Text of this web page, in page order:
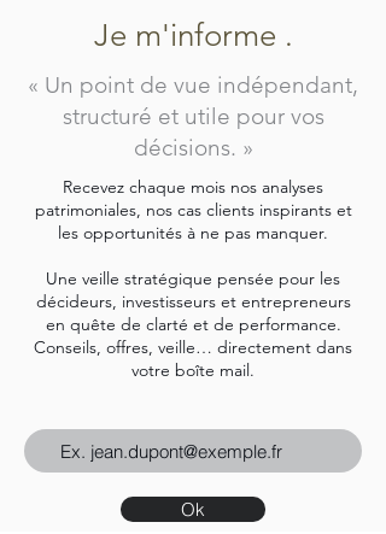
Je m'informe .
« Un point de vue indépendant,
structuré et utile pour vos
décisions. »
Recevez chaque mois nos analyses
patrimoniales, nos cas clients inspirants et
les opportunités à ne pas manquer.
Une veille stratégique pensée pour les
décideurs, investisseurs et entrepreneurs
en quête de clarté et de performance.
Conseils, offres, veille… directement dans
votre boîte mail.
Ok